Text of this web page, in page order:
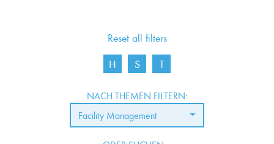
Reset all filters
H
S T
NACH THEMEN FILTERN:
Facility Management